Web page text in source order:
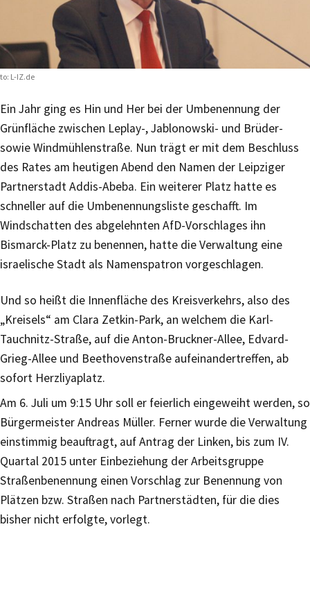
L-IZ.de
Ein Jahr ging es Hin und Her bei der Umbenennung der
Grünfläche zwischen Leplay-, Jablonowski- und Brüder-
sowie Windmühlenstraße. Nun trägt er mit dem Beschluss
des Rates am heutigen Abend den Namen der Leipziger
Partnerstadt Addis-Abeba. Ein weiterer Platz hatte es
schneller auf die Umbenennungsliste geschafft. Im
Windschatten des abgelehnten AfD-Vorschlages ihn
Bismarck-Platz zu benennen, hatte die Verwaltung eine
israelische Stadt als Namenspatron vorgeschlagen.
Und so heißt die Innenfläche des Kreisverkehrs, also des
„Kreisels“ am Clara Zetkin-Park, an welchem die Karl-
Tauchnitz-Straße, auf die Anton-Bruckner-Allee, Edvard-
Grieg-Allee und Beethovenstraße aufeinandertreffen, ab
sofort Herzliyaplatz.
Am 6. Juli um 9:15 Uhr soll er feierlich eingeweiht werden, so
Bürgermeister Andreas Müller. Ferner wurde die Verwaltung
einstimmig beauftragt, auf Antrag der Linken, bis zum IV.
Quartal 2015 unter Einbeziehung der Arbeitsgruppe
Straßenbenennung einen Vorschlag zur Benennung von
Plätzen bzw. Straßen nach Partnerstädten, für die dies
bisher nicht erfolgte, vorlegt.